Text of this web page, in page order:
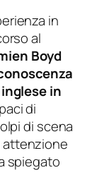
in
al
Boyd
in
di
di scena
attenzione
spiegato